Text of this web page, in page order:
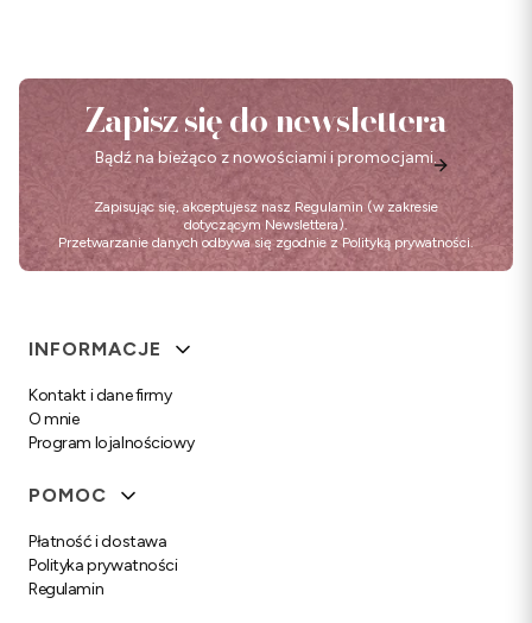
Zapisz się do newslettera
Bądź na bieżąco z nowościami i promocjami.
Zapisując się, akceptujesz nasz Regulamin (w zakresie
dotyczącym Newslettera).
Przetwarzanie danych odbywa się zgodnie z Polityką prywatności.
Linki w stopce
INFORMACJE
Kontakt i dane firmy
O mnie
Program lojalnościowy
POMOC
Płatność i dostawa
Polityka prywatności
Regulamin